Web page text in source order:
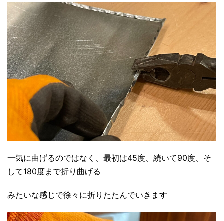
一気に曲げるのではなく、最初は45度、続いて90度、そ
して180度まで折り曲げる
みたいな感じで徐々に折りたたんでいきます